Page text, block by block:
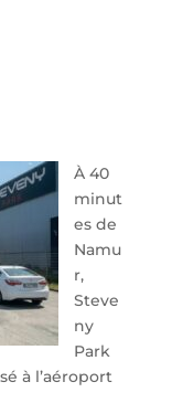
À 40
minut
es de
Namu
r,
Steve
ny
Park
à l’aéroport